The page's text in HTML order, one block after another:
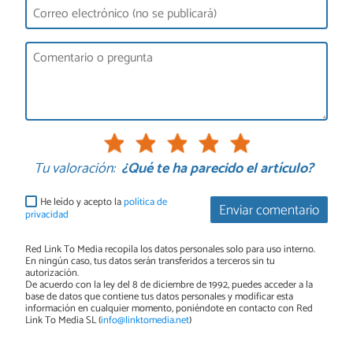
Tu valoración: ¿Qué te ha parecido el artículo?
Enviar comentario
He leído y acepto lapolítica de
privacidad
Red Link To Media recopila los datos personales solo para uso interno.
En ningún caso, tus datos serán transferidos a terceros sin tu
autorización.
De acuerdo con la ley del 8 de diciembre de 1992, puedes acceder a la
base de datos que contiene tus datos personales y modificar esta
información en cualquier momento, poniéndote en contacto con Red
Link To Media SL (info@linktomedia.net)